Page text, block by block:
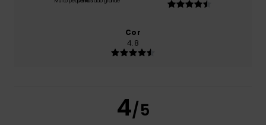
Cor
4.8
4/5